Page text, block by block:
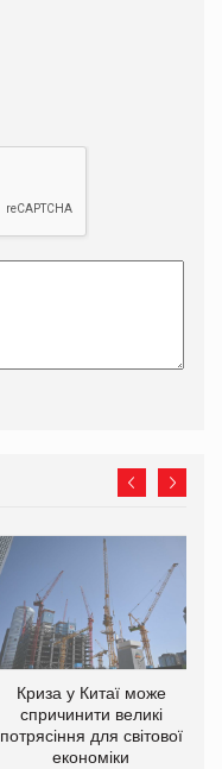
Криза у Китаї може
спричинити великі
потрясіння для світової
економіки